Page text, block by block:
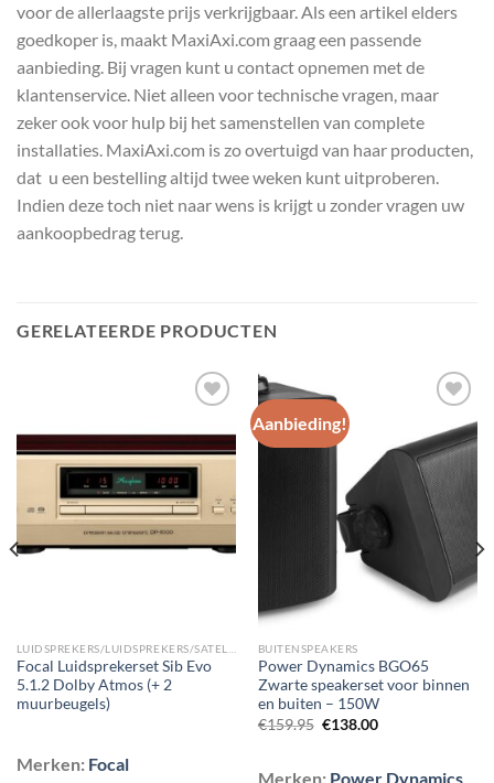
voor de allerlaagste prijs verkrijgbaar. Als een artikel elders
goedkoper is, maakt MaxiAxi.com graag een passende
aanbieding. Bij vragen kunt u contact opnemen met de
klantenservice. Niet alleen voor technische vragen, maar
zeker ook voor hulp bij het samenstellen van complete
installaties. MaxiAxi.com is zo overtuigd van haar producten,
dat u een bestelling altijd twee weken kunt uitproberen.
Indien deze toch niet naar wens is krijgt u zonder vragen uw
aankoopbedrag terug.
GERELATEERDE PRODUCTEN
Toevoegen
aan
wenslijst
Focal Luidsprekerset Sib Evo
5.1.2 Dolby Atmos (+ 2
muurbeugels)
Merken: Focal
Aanbieding!
Toevoegen
aan
wenslijst
BUITENSPEAKERS
Power Dynamics BGO65
Zwarte speakerset voor binnen
en buiten – 150W
€159.95 Oorspronkelijke
€138.00Huidige
Merken: Power Dynamics